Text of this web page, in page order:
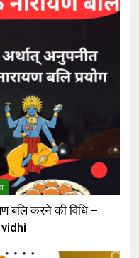
बलि करने की विधि –